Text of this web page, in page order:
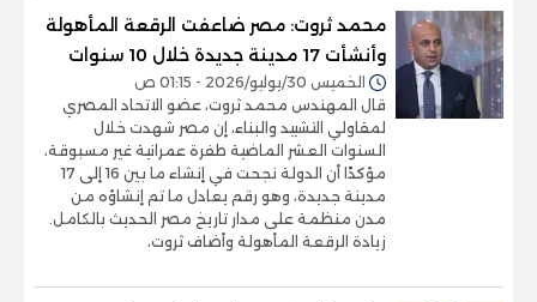
محمد ثروت: مصر ضاعفت الرقعة المأهولة
وأنشأت 17 مدينة جديدة خلال 10 سنوات
الخميس 30/يوليو/2026 - 01:15 ص
قال المهندس محمد ثروت، عضو الاتحاد المصري
لمقاولي التشييد والبناء، إن مصر شهدت خلال
السنوات العشر الماضية طفرة عمرانية غير مسبوقة،
مؤكدًا أن الدولة نجحت في إنشاء ما بين 16 إلى 17
مدينة جديدة، وهو رقم يعادل ما تم إنشاؤه من
مدن منظمة على مدار تاريخ مصر الحديث بالكامل.
زيادة الرقعة المأهولة وأضاف ثروت،